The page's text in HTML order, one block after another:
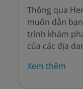
Thông qua
muốn dẫn
trình khám
của các địa
Xem thêm